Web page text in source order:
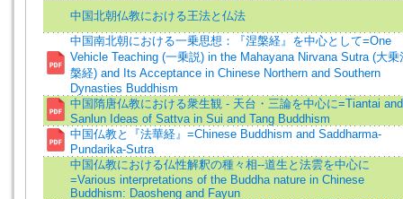
中国北朝仏教における王法と仏法
中国南北朝における一乗思想：『涅槃経』を中心として=One
Vehicle Teaching (一乗説) in the Mahayana Nirvana Sutra (大乗
槃経) and Its Acceptance in Chinese Northern and Southern
Dynasties Buddhism
中国隋唐仏教における衆生観 - 天台・三論を中心に=Tiantai and
Sanlun Ideas of Sattva in Sui and Tang Buddhism
中国仏教と『法華経』=Chinese Buddhism and Saddharma-
Pundarika-Sutra
中国仏教における仏性解釈の種々相--道生と法雲を中心に
=Various interpretations of the Buddha nature in Chinese
Buddhism: Daosheng and Fayun